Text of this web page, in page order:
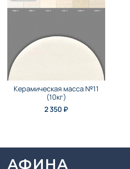
Керамическая масса №11
(10кг)
2 350 ₽
АФИНА